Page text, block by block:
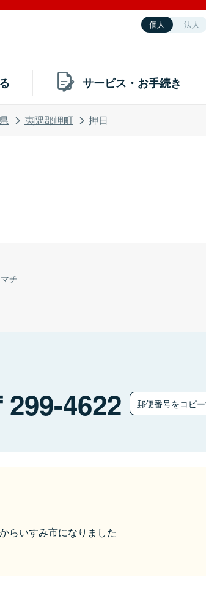
個人 法人
サービス・お手続き
夷隅郡岬町 押日
チ
299-4622 郵便番号をコピ
らいすみ市になりました